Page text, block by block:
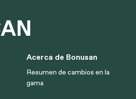
Acerca de Bonusan
Resumen de cambios en la
gama